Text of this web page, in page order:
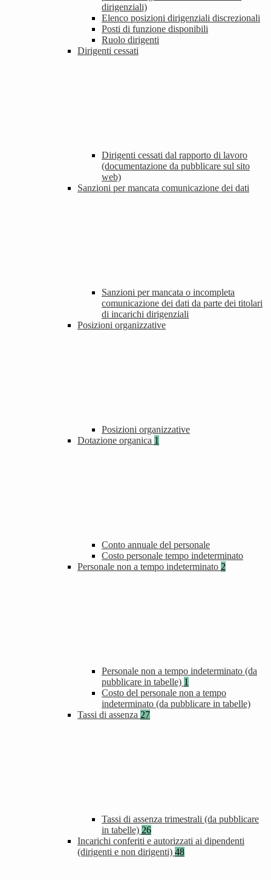
dirigenziali)
Elenco posizioni dirigenziali discrezionali
Posti di funzione disponibili
Ruolo dirigenti
Dirigenti cessati
Dirigenti cessati dal rapporto di lavoro
(documentazione da pubblicare sul sito
web)
Sanzioni per mancata comunicazione dei dati
Sanzioni per mancata o incompleta
comunicazione dei dati da parte dei titolari
di incarichi dirigenziali
Posizioni organizzative
Posizioni organizzative
Dotazione organica 1
Conto annuale del personale
Costo personale tempo indeterminato
Personale non a tempo indeterminato 2
Personale non a tempo indeterminato (da
pubblicare in tabelle) 1
Costo del personale non a tempo
indeterminato (da pubblicare in tabelle)
Tassi di assenza 27
Tassi di assenza trimestrali (da pubblicare
in tabelle) 26
Incarichi conferiti e autorizzati ai dipendenti
(dirigenti e non dirigenti) 48